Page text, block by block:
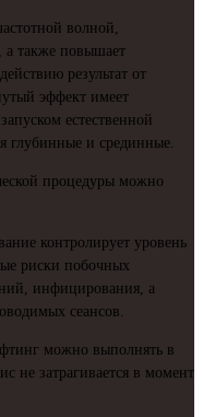
волной,
а также повышает
результат от
эффект имеет
естественной
глубинные и срединные.
процедуры можно
контролирует уровень
риски побочных
инфицирования, а
сеансов.
можно выполнять в
не затрагивается в момент